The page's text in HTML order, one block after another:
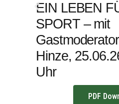
EIN LEBEN
SPORT – mit
Hinze,
Uhr
PDF